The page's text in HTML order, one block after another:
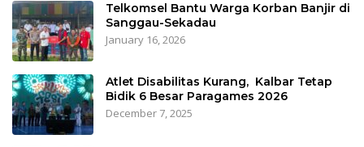
Telkomsel Bantu Warga Korban Banjir di
Sanggau-Sekadau
January 16, 2026
Atlet Disabilitas Kurang, Kalbar Tetap
Bidik 6 Besar Paragames 2026
December 7, 2025